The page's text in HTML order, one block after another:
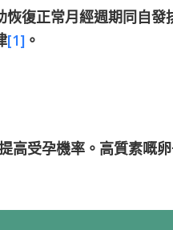
復正常月經週期同自
[1] 。
高受孕機率。高質素嘅